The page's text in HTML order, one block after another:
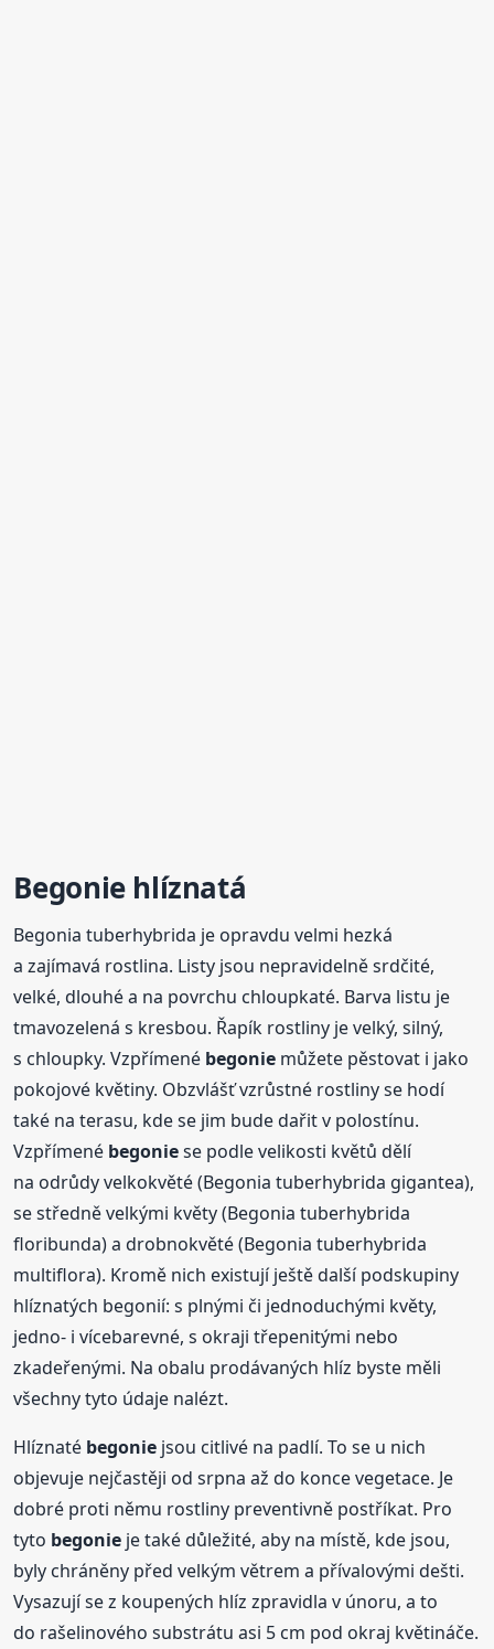
Begoniehlíznatá
Begonia tuberhybrida je opravdu velmi hezká
a zajímavá rostlina. Listy jsou nepravidelně srdčité,
velké, dlouhé a na povrchu chloupkaté. Barva listu je
tmavozelená s kresbou. Řapík rostliny je velký, silný,
s chloupky. Vzpřímené begonie můžete pěstovat i jako
pokojové květiny. Obzvlášť vzrůstné rostliny se hodí
také na terasu, kde se jim bude dařit v polostínu.
Vzpřímené begoniese podle velikosti květů dělí
na odrůdy velkokvěté (Begonia tuberhybrida gigantea),
se středně velkými květy (Begonia tuberhybrida
floribunda) a drobnokvěté (Begonia tuberhybrida
multiflora). Kromě nich existují ještě další podskupiny
hlíznatých begonií: s plnými či jednoduchými květy,
jedno- i vícebarevné, s okraji třepenitými nebo
zkadeřenými. Na obalu prodávaných hlíz byste měli
všechny tyto údaje nalézt.
Hlíznaté begonie jsou citlivé na padlí. To se u nich
objevuje nejčastěji od srpna až do konce vegetace. Je
dobré proti němu rostliny preventivně postříkat. Pro
tyto begonie je také důležité, aby na místě, kde jsou,
byly chráněny před velkým větrem a přívalovými dešti.
Vysazují se z koupených hlíz zpravidla v únoru, a to
do rašelinového substrátu asi 5 cm pod okraj květináče.